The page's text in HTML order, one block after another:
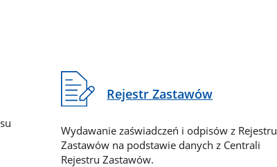
Rejestr Zastawów
Wydawanie zaświadczeń i odpisów z Rejestru
Zastawów na podstawie danych z Centrali
Rejestru Zastawów.